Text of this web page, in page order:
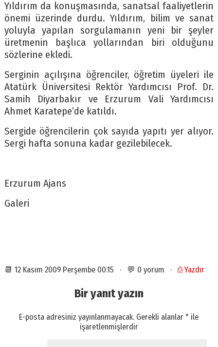
Yıldırım da konuşmasında, sanatsal faaliyetlerin
önemi üzerinde durdu. Yıldırım, bilim ve sanat
yoluyla yapılan sorgulamanın yeni bir şeyler
üretmenin başlıca yollarından biri olduğunu
sözlerine ekledi.
Serginin açılışına öğrenciler, öğretim üyeleri ile
Atatürk Üniversitesi Rektör Yardımcısı Prof. Dr.
Samih Diyarbakır ve Erzurum Vali Yardımcısı
Ahmet Karatepe’de katıldı.
Sergide öğrencilerin çok sayıda yapıtı yer alıyor.
Sergi hafta sonuna kadar gezilebilecek.
Erzurum Ajans
Galeri
📆 12 Kasım 2009 Perşembe 00:15 · 💬 0 yorum · ⎙ Yazdır
Bir yanıt yazın
E-posta adresiniz yayınlanmayacak. Gerekli alanlar* ile
işaretlenmişlerdir